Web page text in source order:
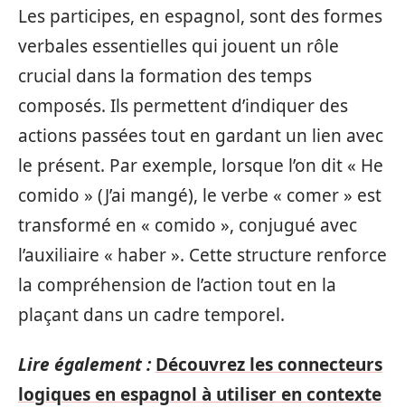
Les participes, en espagnol, sont des formes
verbales essentielles qui jouent un rôle
crucial dans la formation des temps
composés. Ils permettent d’indiquer des
actions passées tout en gardant un lien avec
le présent. Par exemple, lorsque l’on dit « He
comido » (J’ai mangé), le verbe « comer » est
transformé en « comido », conjugué avec
l’auxiliaire « haber ». Cette structure renforce
la compréhension de l’action tout en la
plaçant dans un cadre temporel.
Lire également : Découvrez les connecteurs
logiques en espagnol à utiliser en contexte